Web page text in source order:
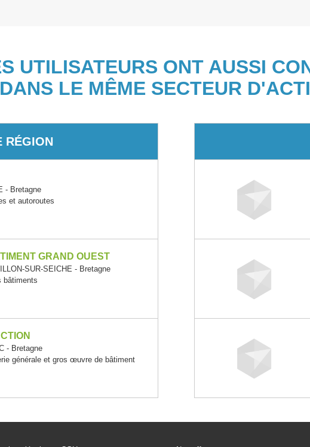
UTILISATEURS ONT AUSSI
DANS LE MÊME SECTEUR
RÉGION
- Bretagne
et autoroutes
GRAND OUEST
SUR-SEICHE - Bretagne
bâtiments
- Bretagne
générale et gros œuvre de bâtiment